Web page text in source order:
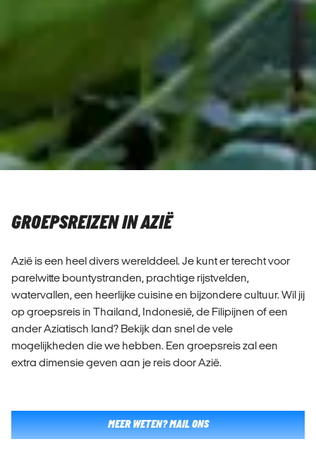
GROEPSREIZEN IN AZIË
Azië is een heel divers werelddeel. Je kunt er terecht voor
parelwitte bountystranden, prachtige rijstvelden,
watervallen, een heerlijke cuisine en bijzondere cultuur. Wil jij
op groepsreis in Thailand, Indonesië, de Filipijnen of een
ander Aziatisch land? Bekijk dan snel de vele
mogelijkheden die we hebben. Een groepsreis zal een
extra dimensie geven aan je reis door Azië.
MEER WETEN? MAIL ONS